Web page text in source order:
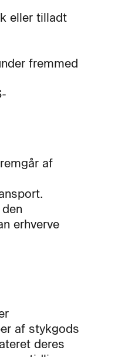
eller tilladt
fremmed
af
erhverve
af stykgods
deres